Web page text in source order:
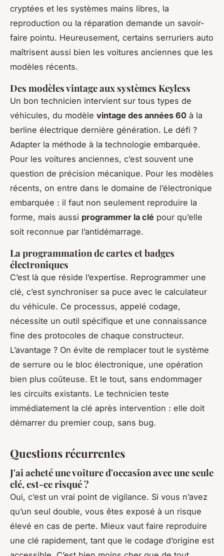
cryptées et les systèmes mains libres, la
reproduction ou la réparation demande un savoir-
faire pointu. Heureusement, certains serruriers auto
maîtrisent aussi bien les voitures anciennes que les
modèles récents.
Des modèles vintage aux systèmes Keyless
Un bon technicien intervient sur tous types de
véhicules, du modèle vintage des années 60 à la
berline électrique dernière génération. Le défi ?
Adapter la méthode à la technologie embarquée.
Pour les voitures anciennes, c’est souvent une
question de précision mécanique. Pour les modèles
récents, on entre dans le domaine de l’électronique
embarquée : il faut non seulement reproduire la
forme, mais aussi programmer la clé pour qu’elle
soit reconnue par l’antidémarrage.
La programmation de cartes et badges
électroniques
C’est là que réside l’expertise. Reprogrammer une
clé, c’est synchroniser sa puce avec le calculateur
du véhicule. Ce processus, appelé codage,
nécessite un outil spécifique et une connaissance
fine des protocoles de chaque constructeur.
L’avantage ? On évite de remplacer tout le système
de serrure ou le bloc électronique, une opération
bien plus coûteuse. Et le tout, sans endommager
les circuits existants. Le technicien teste
immédiatement la clé après intervention : elle doit
démarrer du premier coup, sans bug.
Questions récurrentes
J'ai acheté une voiture d'occasion avec une seule
clé, est-ce risqué ?
Oui, c’est un vrai point de vigilance. Si vous n’avez
qu’un seul double, vous êtes exposé à un risque
élevé en cas de perte. Mieux vaut faire reproduire
une clé rapidement, tant que le codage d’origine est